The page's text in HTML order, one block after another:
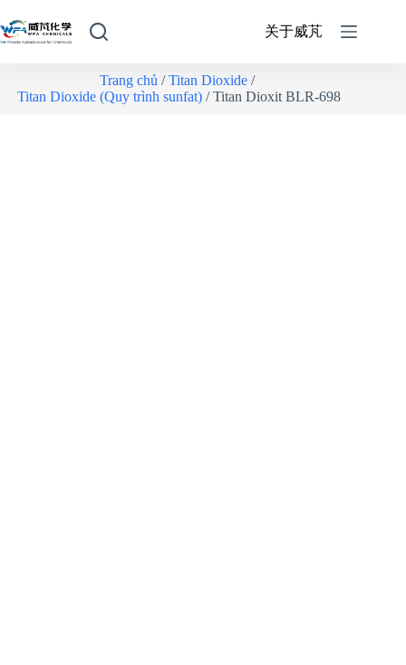
关于威芃
Trang chủ /Titan Dioxide/
Titan Dioxide (Quy trình sunfat)/ Titan Dioxit BLR-698